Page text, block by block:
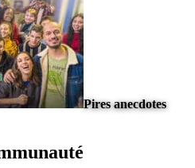
Pires anecdotes